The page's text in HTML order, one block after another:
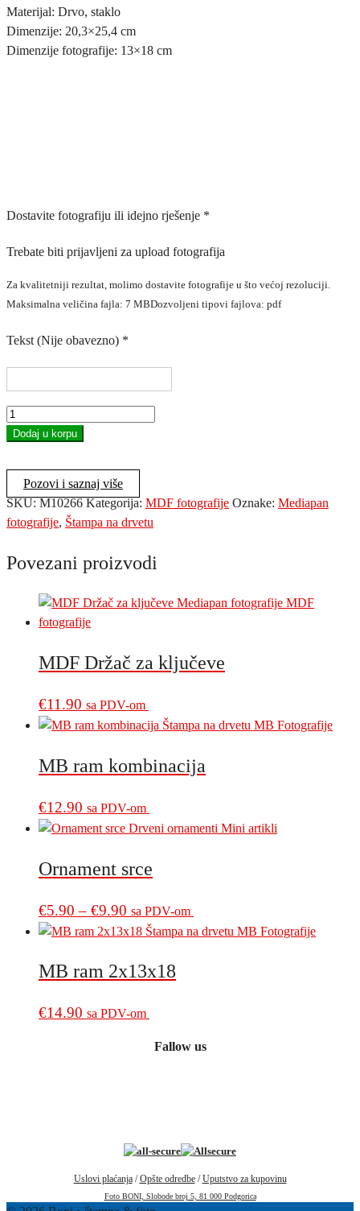
Materijal: Drvo, staklo
Dimenzije: 20,3×25,4 cm
Dimenzije fotografije: 13×18 cm
Dostavite fotografiju ili idejno rješenje *
Trebate biti prijavljeni za upload fotografija
Za kvalitetniji rezultat, molimo dostavite fotografije u što većoj rezoluciji.
Maksimalna veličina fajla: 7 MBDozvoljeni tipovi fajlova: pdf
Tekst (Nije obavezno) *
MDF
ram
količina
Dodaj u korpu
Pozovi i saznaj više
SKU: M10266 Kategorija: MDF fotografije Oznake: Mediapan
fotografije, Štampa na drvetu
Povezani proizvodi
MDF Držač za ključeve
€11.90 sa PDV-om
MB ram kombinacija
€12.90 sa PDV-om
Ornament srce
€5.90 – €9.90 Price
range:
through
sa PDV-om
product
MB ram 2x13x18
€14.90 sa PDV-om
Fallow us
Uslovi plaćanja/Opšte odredbe/Uputstvo za kupovinu
Foto BONI, Slobode broj 5, 81 000 Podgorica